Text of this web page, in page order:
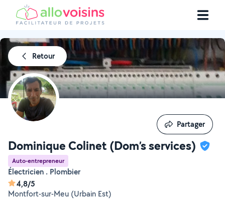
Retour
Dominique Colinet (Dom’s services)
Auto-entrepreneur
Électricien . Plombier
4,8/5
Montfort-sur-Meu (Urbain Est)
Partager
Partager